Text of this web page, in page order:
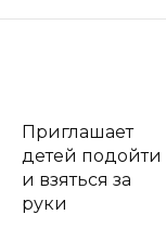
Приглашает
детей подойти
и взяться за
руки